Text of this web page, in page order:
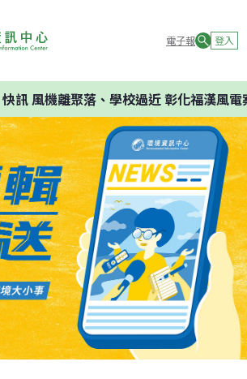
電子報 登入
快訊風機離聚落、學校過近 彰化福漢風電